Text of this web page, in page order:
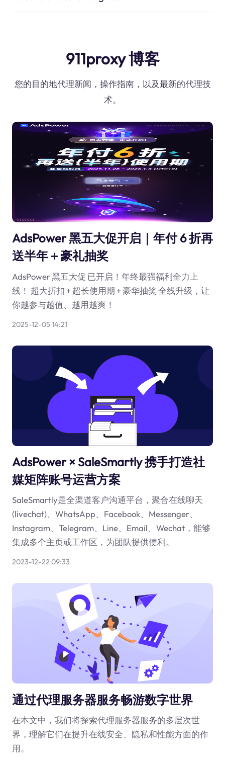
911proxy 博客
您的目的地代理新闻，操作指南，以及最新的代理技
术。
AdsPower 黑五大促开启｜年付 6 折再
送半年＋豪礼抽奖
AdsPower 黑五大促 已开启！年终最强福利全力上
线！ 超大折扣 + 超长使用期 + 豪华抽奖 全线升级，让
你越参与越值、越用越爽！
2025-12-05 14:21
AdsPower × SaleSmartly 携手打造社
媒矩阵账号运营方案
SaleSmartly是全渠道客户沟通平台，聚合在线聊天
(livechat)、WhatsApp、Facebook、Messenger、
Instagram、Telegram、Line、Email、Wechat，能够
集成多个主页或工作区，为团队提供便利。
2023-12-22 09:33
通过代理服务器服务畅游数字世界
在本文中，我们将探索代理服务器服务的多层次世
界，理解它们在提升在线安全、隐私和性能方面的作
用。